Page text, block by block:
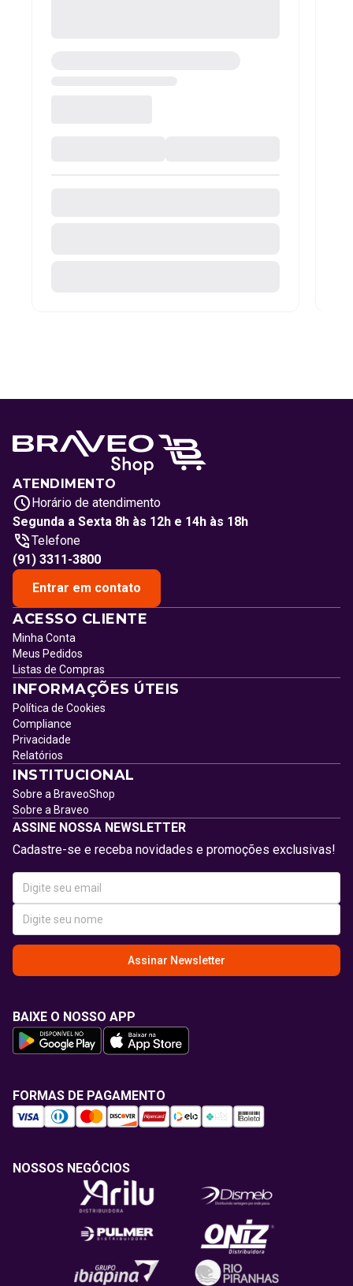
ATENDIMENTO
Horário de atendimento
Segunda a Sexta 8h às 12h e 14h às 18h
Telefone
(91) 3311-3800
Entrar em contato
ACESSO CLIENTE
Minha Conta
Meus Pedidos
Listas de Compras
INFORMAÇÕES ÚTEIS
Política de Cookies
Compliance
Privacidade
Relatórios
INSTITUCIONAL
Sobre a BraveoShop
Sobre a Braveo
ASSINE NOSSA NEWSLETTER
Cadastre-se e receba novidades e promoções exclusivas!
Assinar Newsletter
BAIXE O NOSSO APP
FORMAS DE PAGAMENTO
NOSSOS NEGÓCIOS